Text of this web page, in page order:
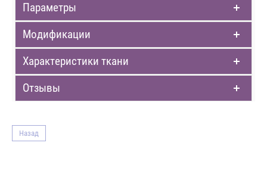
Параметры
Модификации
Характеристики ткани
Отзывы
Назад